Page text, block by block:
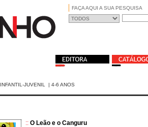
FAÇA AQUI A SUA PESQUISA
INFANTIL-JUVENIL | 4-6 ANOS
:: O Leão e o Canguru